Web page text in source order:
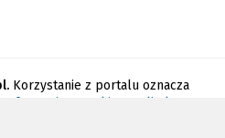
Korzystanie z portalu oznacza
Informacja o cookies
Polityka